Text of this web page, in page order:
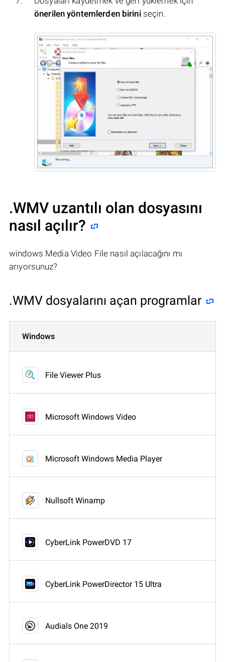
önerilen yöntemlerden biriniseçin.
.WMV uzantılı olan dosyasını
nasıl açılır?
windows Media Video File nasıl açılacağını mı
arıyorsunuz?
.WMV dosyalarını açan programlar
Windows
File Viewer Plus
Microsoft Windows Video
Microsoft Windows Media Player
Nullsoft Winamp
CyberLink PowerDVD 17
CyberLink PowerDirector 15 Ultra
Audials One 2019